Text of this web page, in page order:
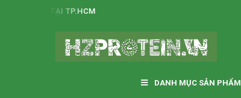
DANH MỤC SẢN PHẨM